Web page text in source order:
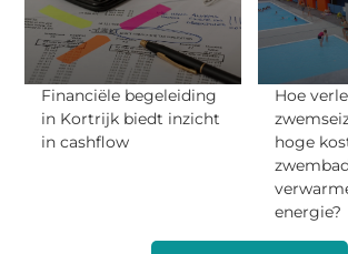
Financiële begeleiding
in Kortrijk biedt inzicht
in cashflow
Hoe
hoge
energie?